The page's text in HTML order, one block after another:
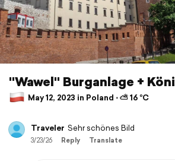
"Wawel" Burganlage +
May 12, 2023 in Poland ⋅ ⛅ 16 °C
Traveler Sehr schönes Bild
3/23/26 Reply Translate